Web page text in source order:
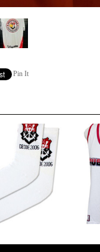
Pin It